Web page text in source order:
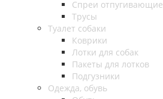
Спреи отпугивающие
Трусы
Туалет собаки
Коврики
Лотки для собак
Пакеты для лотков
Подгузники
Одежда, обувь